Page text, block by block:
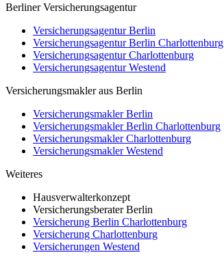
Berliner Versicherungsagentur
Versicherungsagentur Berlin
Versicherungsagentur Berlin Charlottenburg
Versicherungsagentur Charlottenburg
Versicherungsagentur Westend
Versicherungsmakler aus Berlin
Versicherungsmakler Berlin
Versicherungsmakler Berlin Charlottenburg
Versicherungsmakler Charlottenburg
Versicherungsmakler Westend
Weiteres
Hausverwalterkonzept
Versicherungsberater Berlin
Versicherung Berlin Charlottenburg
Versicherung Charlottenburg
Versicherungen Westend